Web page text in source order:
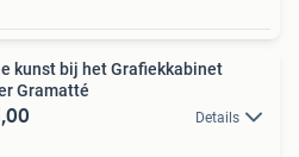
kunst bij het Grafiekkabinet
Gramatté
Details